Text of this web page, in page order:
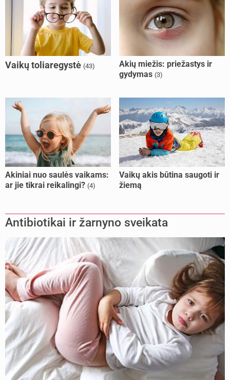
Vaikų toliaregystė (43)
Akių miežis: priežastys ir
gydymas (3)
Akiniai nuo saulės vaikams:
ar jie tikrai reikalingi? (4)
Vaikų akis būtina saugoti ir
žiemą
Antibiotikai ir žarnyno sveikata